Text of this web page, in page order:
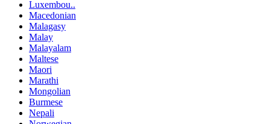
Luxembou..
Macedonian
Malagasy
Malay
Malayalam
Maltese
Maori
Marathi
Mongolian
Burmese
Nepali